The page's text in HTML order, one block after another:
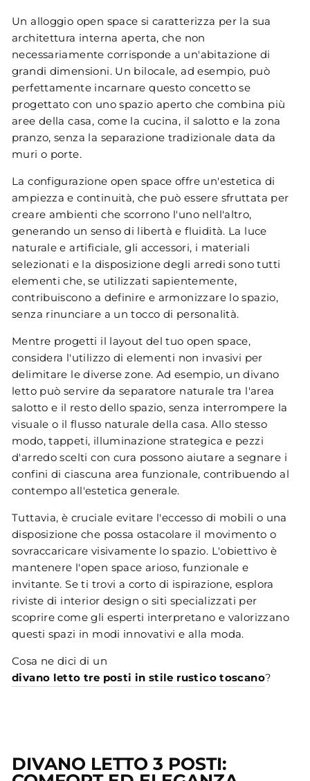
Un alloggio open space si caratterizza per la sua
architettura interna aperta, che non
necessariamente corrisponde a un'abitazione di
grandi dimensioni. Un bilocale, ad esempio, può
perfettamente incarnare questo concetto se
progettato con uno spazio aperto che combina più
aree della casa, come la cucina, il salotto e la zona
pranzo, senza la separazione tradizionale data da
muri o porte.
La configurazione open space offre un'estetica di
ampiezza e continuità, che può essere sfruttata per
creare ambienti che scorrono l'uno nell'altro,
generando un senso di libertà e fluidità. La luce
naturale e artificiale, gli accessori, i materiali
selezionati e la disposizione degli arredi sono tutti
elementi che, se utilizzati sapientemente,
contribuiscono a definire e armonizzare lo spazio,
senza rinunciare a un tocco di personalità.
Mentre progetti il layout del tuo open space,
considera l'utilizzo di elementi non invasivi per
delimitare le diverse zone. Ad esempio, un divano
letto può servire da separatore naturale tra l'area
salotto e il resto dello spazio, senza interrompere la
visuale o il flusso naturale della casa. Allo stesso
modo, tappeti, illuminazione strategica e pezzi
d'arredo scelti con cura possono aiutare a segnare i
confini di ciascuna area funzionale, contribuendo al
contempo all'estetica generale.
Tuttavia, è cruciale evitare l'eccesso di mobili o una
disposizione che possa ostacolare il movimento o
sovraccaricare visivamente lo spazio. L'obiettivo è
mantenere l'open space arioso, funzionale e
invitante. Se ti trovi a corto di ispirazione, esplora
riviste di interior design o siti specializzati per
scoprire come gli esperti interpretano e valorizzano
questi spazi in modi innovativi e alla moda.
Cosa ne dici di un
divano letto tre posti in stile rustico toscano?
DIVANO LETTO 3 POSTI: